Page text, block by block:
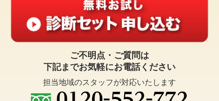
ご不明点・ご質問は
下記までお気軽にお電話ください
担当地域のスタッフが対応いたします